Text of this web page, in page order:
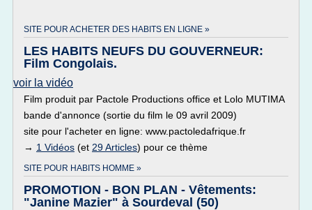
SITE POUR ACHETER DES HABITS EN LIGNE »
LES HABITS NEUFS DU GOUVERNEUR:
Film Congolais.
voir la vidéo
Film produit par Pactole Productions office et Lolo MUTIMA
bande d'annonce (sortie du film le 09 avril 2009)
site pour l'acheter en ligne: www.pactoledafrique.fr
→ 1 Vidéos (et 29 Articles) pour ce thème
SITE POUR HABITS HOMME »
PROMOTION - BON PLAN - Vêtements:
"Janine Mazier" à Sourdeval (50)